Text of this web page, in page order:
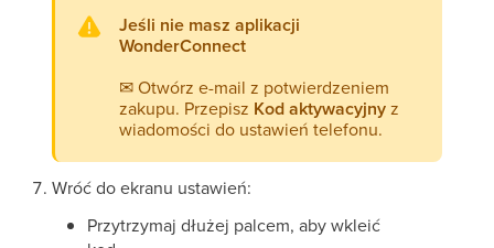
Jeśli nie masz aplikacji
WonderConnect
✉Otwórz e-mail z potwierdzeniem
zakupu. Przepisz Kod aktywacyjnyz
wiadomości do ustawień telefonu.
Wróć do ekranu ustawień:
Przytrzymaj dłużej palcem, aby wkleić